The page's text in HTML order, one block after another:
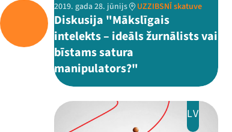
2019. gada 28. jūnijs UZZIBSNĪ skatuve
Diskusija "Mākslīgais
intelekts – ideāls žurnālists vai
bīstams satura
manipulators?"
LV